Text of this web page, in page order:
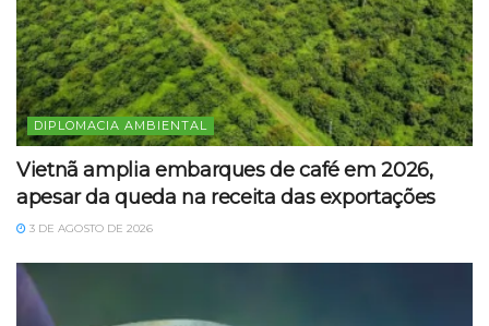
DIPLOMACIA AMBIENTAL
Vietnã amplia embarques de café em 2026,
apesar da queda na receita das exportações
3 DE AGOSTO DE 2026